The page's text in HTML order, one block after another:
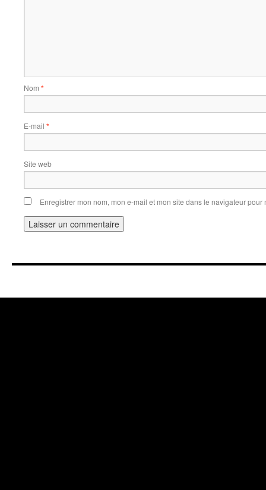
Nom *
E-mail *
Site web
Enregistrer mon nom, mon e-mail et mon site dans le navigateur